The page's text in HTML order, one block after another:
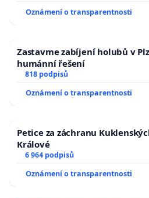
Oznámení o transparentnosti
Zastavme zabíjení holubů v
humánní řešení
818 podpisů
Oznámení o transparentnosti
Petice za záchranu
Králové
6 964 podpisů
Oznámení o transparentnosti